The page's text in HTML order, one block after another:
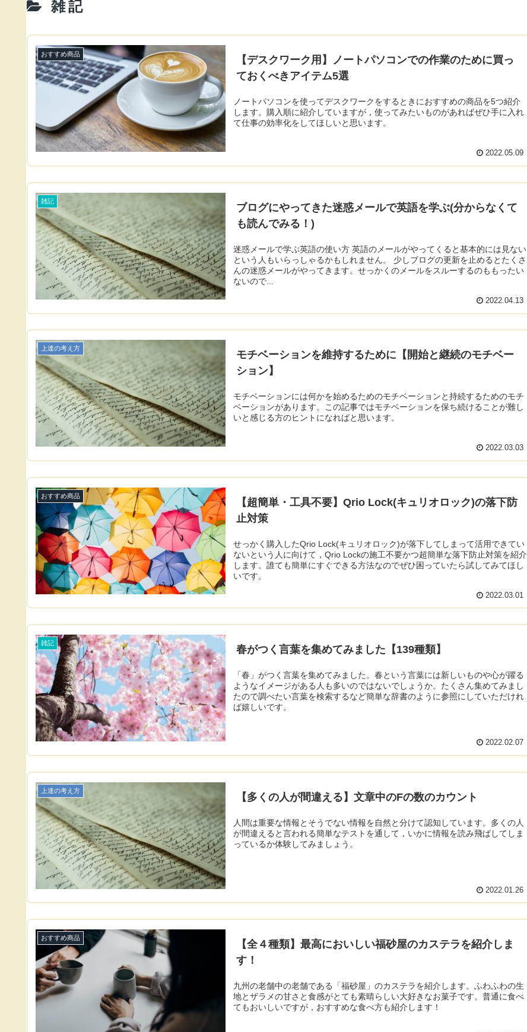
雑記
おすすめ商品
【デスクワーク用】ノートパソコンでの作業のために買っ
ておくべきアイテム5選
ノートパソコンを使ってデスクワークをするときにおすすめの商品を5つ紹介
します。購入順に紹介していますが，使ってみたいものがあればぜひ手に入れ
て仕事の効率化をしてほしいと思います。
2022.05.09
雑記
ブログにやってきた迷惑メールで英語を学ぶ(分からなくて
も読んでみる！)
迷惑メールで学ぶ英語の使い方 英語のメールがやってくると基本的には見ない
という人もいらっしゃるかもしれません。 少しブログの更新を止めるとたくさ
んの迷惑メールがやってきます。せっかくのメールをスルーするのももったい
ないので...
2022.04.13
上達の考え方
モチベーションを維持するために【開始と継続のモチベー
ション】
モチベーションには何かを始めるためのモチベーションと持続するためのモチ
ベーションがあります。この記事ではモチベーションを保ち続けることが難し
いと感じる方のヒントになればと思います。
2022.03.03
おすすめ商品
【超簡単・工具不要】Qrio Lock(キュリオロック)の落下防
止対策
せっかく購入したQrio Lock(キュリオロック)が落下してしまって活用できてい
ないという人に向けて，Qrio Lockの施工不要かつ超簡単な落下防止対策を紹介
します。誰ても簡単にすぐできる方法なのでぜひ困っていたら試してみてほし
いです。
2022.03.01
雑記
春がつく言葉を集めてみました【139種類】
「春」がつく言葉を集めてみました。春という言葉には新しいものや心が躍る
ようなイメージがある人も多いのではないでしょうか。たくさん集めてみまし
たので調べたい言葉を検索するなど簡単な辞書のように参照にしていただけれ
ば嬉しいです。
2022.02.07
上達の考え方
【多くの人が間違える】文章中のFの数のカウント
人間は重要な情報とそうでない情報を自然と分けて認知しています。多くの人
が間違えると言われる簡単なテストを通して，いかに情報を読み飛ばしてしま
っているか体験してみましょう。
2022.01.26
おすすめ商品
【全４種類】最高においしい福砂屋のカステラを紹介しま
す！
九州の老舗中の老舗である「福砂屋」のカステラを紹介します。ふわふわの生
地とザラメの甘さと食感がとても素晴らしい大好きなお菓子です。普通に食べ
てもおいしいですが，おすすめな食べ方も紹介します！